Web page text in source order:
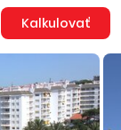
Kalkulovať